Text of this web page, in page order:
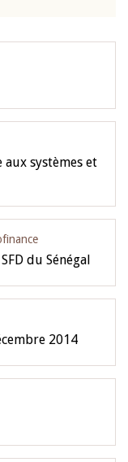
systèmes et
du Sénégal
2014